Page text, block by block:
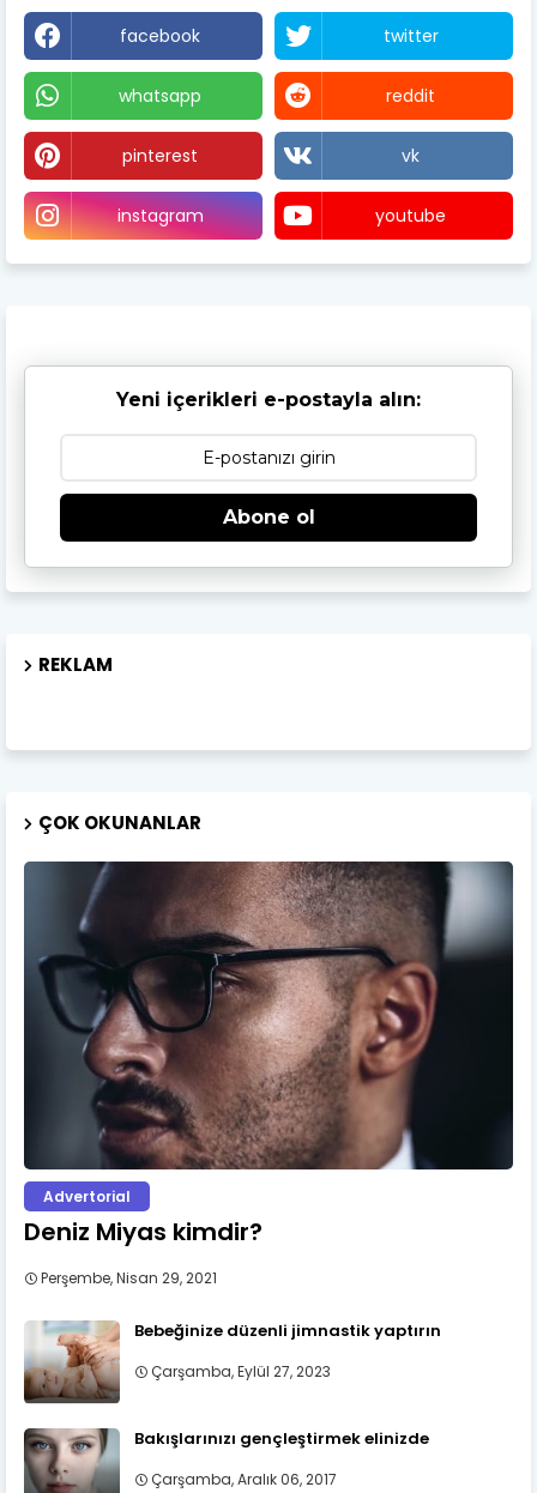
facebook twitter
whatsapp reddit
pinterest vk
instagram youtube
Yeni içerikleri e-postayla alın:
Abone ol
REKLAM
ÇOK OKUNANLAR
Advertorial
Deniz Miyas kimdir?
Perşembe, Nisan 29, 2021
Bebeğinize düzenli jimnastik yaptırın
Çarşamba, Eylül 27, 2023
Bakışlarınızı gençleştirmek elinizde
Çarşamba, Aralık 06, 2017